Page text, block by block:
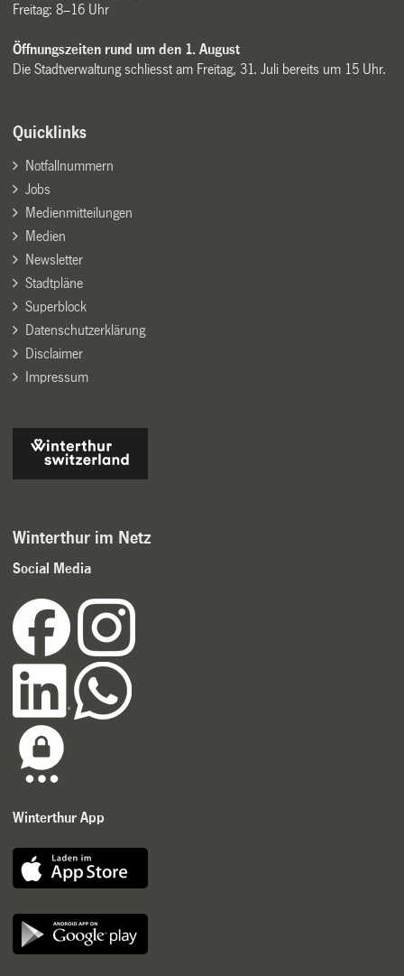
Freitag: 8–16 Uhr
Öffnungszeiten rund um den 1. August
Die Stadtverwaltung schliesst am Freitag, 31. Juli bereits um 15 Uhr.
Quicklinks
Notfallnummern
Jobs
Medienmitteilungen
Medien
Newsletter
Stadtpläne
Superblock
Datenschutzerklärung
Disclaimer
Impressum
Winterthur im Netz
Social Media
Winterthur App